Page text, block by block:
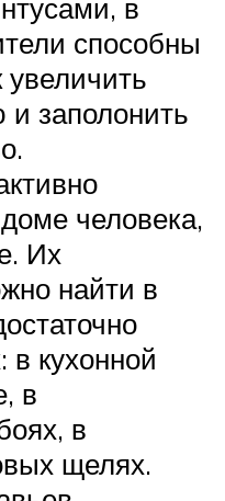
в
способны
увеличить
заполонить
человека,
Их
найти в
кухонной
в
в
щелях.